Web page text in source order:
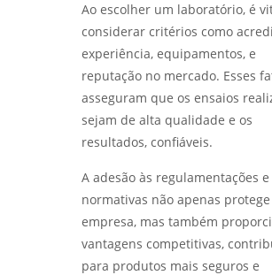
Ao escolher um laboratório, é
considerar critérios como
experiência, equipamentos, e
reputação no mercado. Esses
asseguram que os ensaios
sejam de alta qualidade e os
resultados, confiáveis.
A adesão às regulamentações e
normativas não apenas protege
empresa, mas também
vantagens competitivas,
para produtos mais seguros e